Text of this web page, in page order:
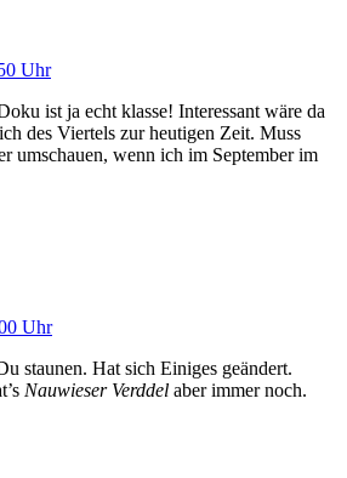
Uhr
ist ja echt klasse! Interessant wäre da
des Viertels zur heutigen Zeit. Muss
umschauen, wenn ich im September im
Uhr
staunen. Hat sich Einiges geändert.
Nauwieser Verddel aber immer noch.